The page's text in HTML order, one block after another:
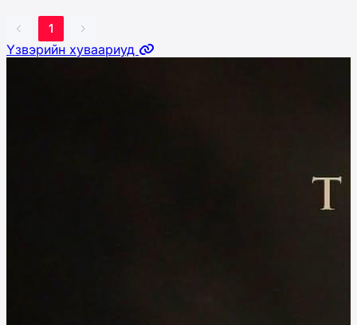
1
Үзвэрийн хуваариуд